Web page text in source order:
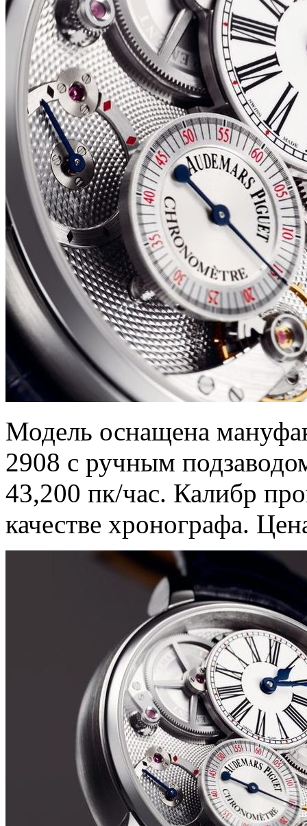
Модель оснащена
2908 с ручным
43,200 пк/час. Калибр
качестве хронографа.